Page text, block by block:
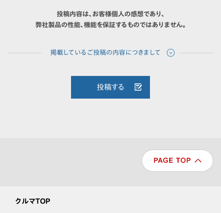
投稿内容は、お客様個人の感想であり、
弊社製品の性能、機能を保証するものではありません。
投稿する
クルマTOP